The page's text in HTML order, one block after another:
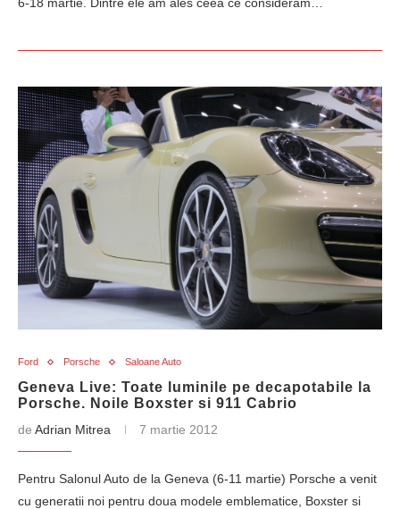
Ford Porsche Saloane Auto
Geneva Live: Toate luminile pe decapotabile la
Porsche. Noile Boxster si 911 Cabrio
de Adrian Mitrea 7 martie 2012
Pentru Salonul Auto de la Geneva (6-11 martie) Porsche a venit
cu generatii noi pentru doua modele emblematice, Boxster si